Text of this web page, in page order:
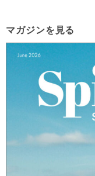
マガジンを見る